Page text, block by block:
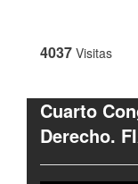
4037 Visitas
Cuarto
Derecho.